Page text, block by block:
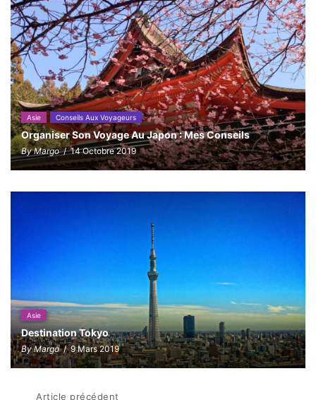
Asie Conseils Aux Voyageurs
Organiser Son Voyage Au Japon : Mes Conseils
By Margo/ 14 Octobre 2019
Asie
Destination Tokyo
By Margo/ 9 Mars 2019
Article précédent